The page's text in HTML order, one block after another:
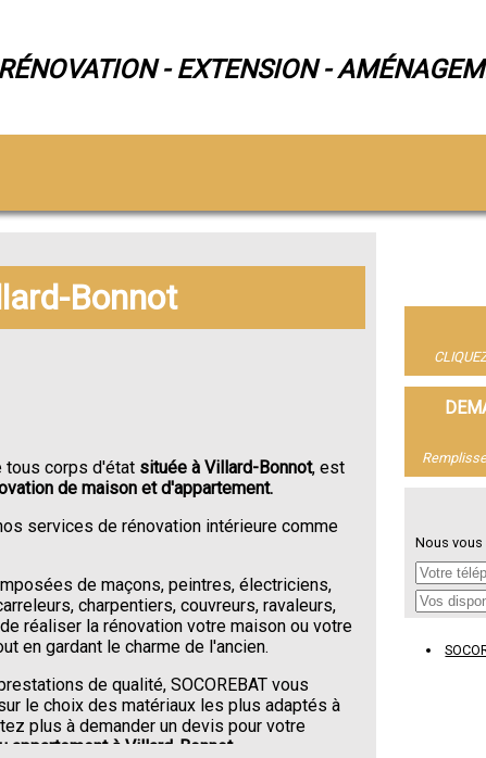
RÉNOVATION - EXTENSION -
Bonnot
tous corps d'état située à Villard-Bonnot, est
de maison et d'appartement.
services de rénovation intérieure comme
de maçons, peintres, électriciens,
charpentiers, couvreurs, ravaleurs,
réaliser la rénovation votre maison ou votre
en gardant le charme de l'ancien.
de qualité, SOCOREBAT vous
le choix des matériaux les plus adaptés à
plus à demander un devis pour votre
appartement à Villard-Bonnot.
Nous vous